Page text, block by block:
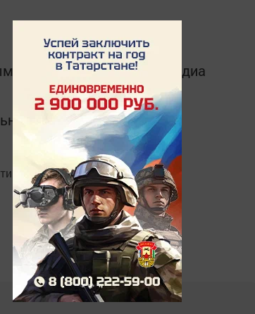
в Telegram-канале Татмедиа
мессенджере MАХ: